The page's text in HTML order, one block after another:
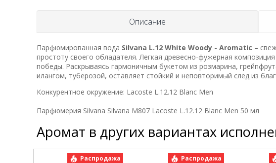
Описание
Парфюмированная вода Silvana L.12 White Woody - Aromatic –
простоту своего обладателя. Легкая древесно-фужерная
победы. Раскрываясь гармоничным букетом из розмарина,
илангом, туберозой, оставляет стойкий и неповторимый след из
Конкурентное окружение: Lacoste L.12.12 Blanc Men
Парфюмерия Silvana Silvana M807 Lacoste L.12.12 Blanc Men 50 мл
Аромат в других вариантах
Распродажа Распродажа